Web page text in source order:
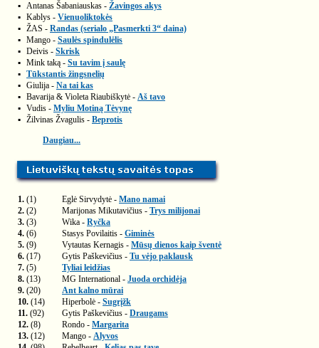
▪ Antanas Šabaniauskas - Žavingos akys
▪ Kablys - Vienuoliktokės
▪ ŽAS - Randas (serialo „Pasmerkti 3“ daina)
▪ Mango - Saulės spindulėlis
▪ Deivis - Skrisk
▪ Mink taką - Su tavim į saulę
▪ Tūkstantis žingsnelių
▪ Giulija - Na tai kas
▪ Bavarija & Violeta Riaubiškytė - Aš tavo
▪ Vudis - Myliu Motiną Tėvynę
▪ Žilvinas Žvagulis - Beprotis
Daugiau...
1. (1) Eglė Sirvydytė - Mano namai
2. (2) Marijonas Mikutavičius - Trys milijonai
3. (3) Wika - Ryčka
4. (6) Stasys Povilaitis - Giminės
5. (9) Vytautas Kernagis - Mūsų dienos kaip šventė
6. (17) Gytis Paškevičius - Tu vėjo paklausk
7. (5)
Tyliai leidžias
8. (13) MG International - Juoda orchidėja
9. (20)
Ant kalno mūrai
10. (14) Hiperbolė - Sugrįžk
11. (92) Gytis Paškevičius - Draugams
12. (8) Rondo - Margarita
13. (12) Mango - Alyvos